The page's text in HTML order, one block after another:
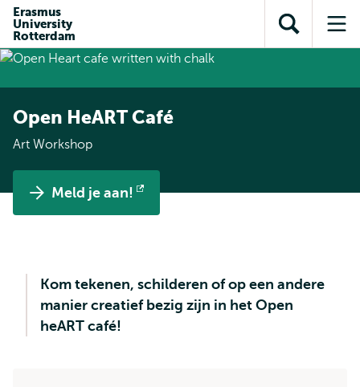
inhoud
gaan
gaan
Direct naar
subnavigatie
Erasmus
University
Rotterdam
Toon
zoekveld
Open HeART Café
Art Workshop
Meld je aan!
Opent
Kom tekenen, schilderen of op een andere
manier creatief bezig zijn in het Open
heART café!